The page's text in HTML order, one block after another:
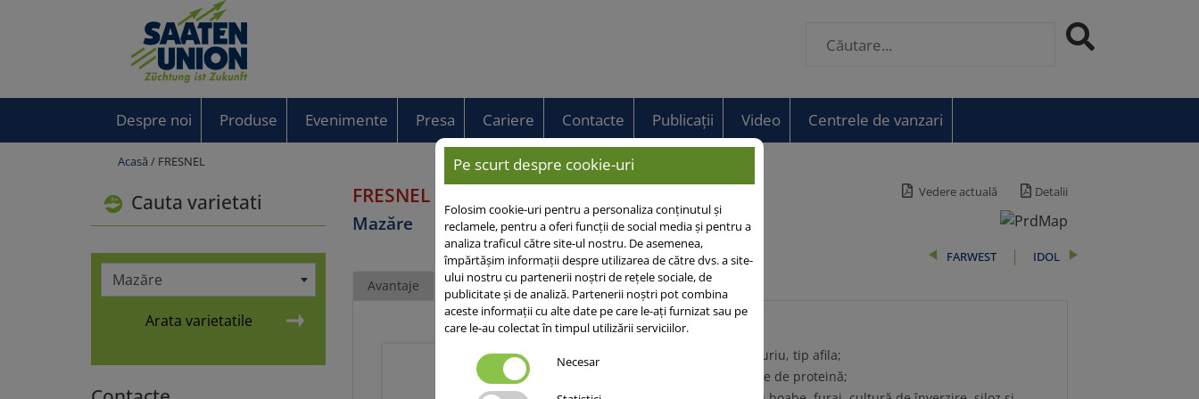
Despre noi Produse Evenimente Presa Cariere Contacte Publicații Video Centrele de vanzari
Acasă / FRESNEL
Cauta varietati
Mazăre
Arata varietatile
FRESNEL
Mazăre
Vedere actuală Detalii
IDOL
FARWEST
Avantaje
Soi de mazăre timpuriu, tip afila;
Conținut foarte mare de proteină;
Pe scurt despre cookie-uri
Folosim cookie-uri pentru a personaliza conținutul și
reclamele, pentru a oferi funcții de social media și pentru a
analiza traficul către site-ul nostru. De asemenea,
împărtășim informații despre utilizarea de către dvs. a site-
ului nostru cu partenerii noștri de rețele sociale, de
publicitate și de analiză. Partenerii noștri pot combina
aceste informații cu alte date pe care le-ați furnizat sau pe
care le-au colectat în timpul utilizării serviciilor.
Necesar